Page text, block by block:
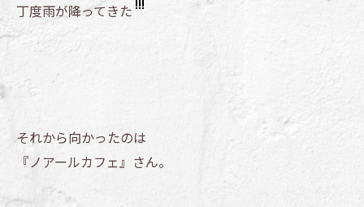
丁度雨が降ってきた
それから向かったのは
『ノアールカフェ』さん。